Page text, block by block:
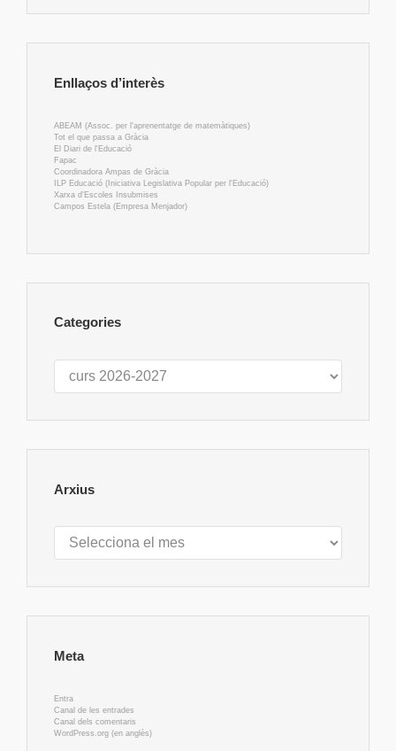
Enllaços d’interès
ABEAM (Assoc. per l'aprenentatge de matemàtiques)
Tot el que passa a Gràcia
El Diari de l'Educació
Fapac
Coordinadora Ampas de Gràcia
ILP Educació (Iniciativa Legislativa Popular per l'Educació)
Xarxa d'Escoles Insubmises
Campos Estela (Empresa Menjador)
Categories
Categories
Arxius
Arxius
Meta
Entra
Canal de les entrades
Canal dels comentaris
WordPress.org (en anglès)